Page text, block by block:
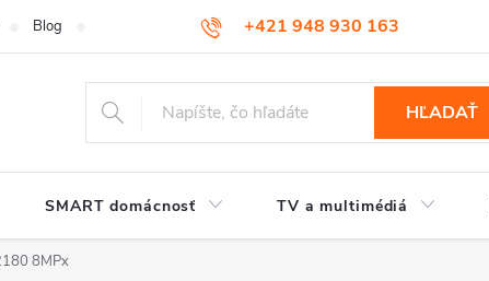
+421 948 930 163
Blog
HĽADAŤ
SMART domácnosť TV a multimédiá
8MPx